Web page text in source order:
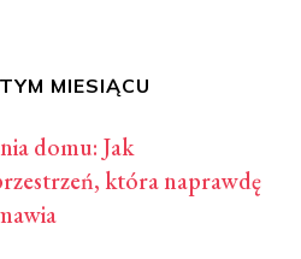
MIESIĄCU
domu: Jak
która naprawdę